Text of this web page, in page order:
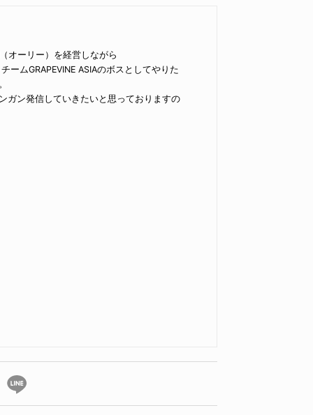
オーリー）を経営しながら
ームGRAPEVINE ASIAのボスとしてやりた
ガン発信していきたいと思っておりますの